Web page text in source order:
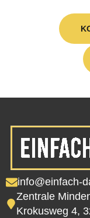
info@einfach-
Zentrale
Krokusweg 4,